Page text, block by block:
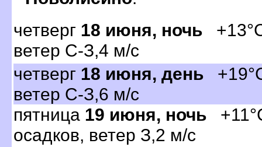
четвер 18 июня, ночь
етер С-З,4 м/с
четвер 18 июня, день
етер С-З,6 м/с
пятница 19 июня, ночь
осадков, ветер З,2 м/с